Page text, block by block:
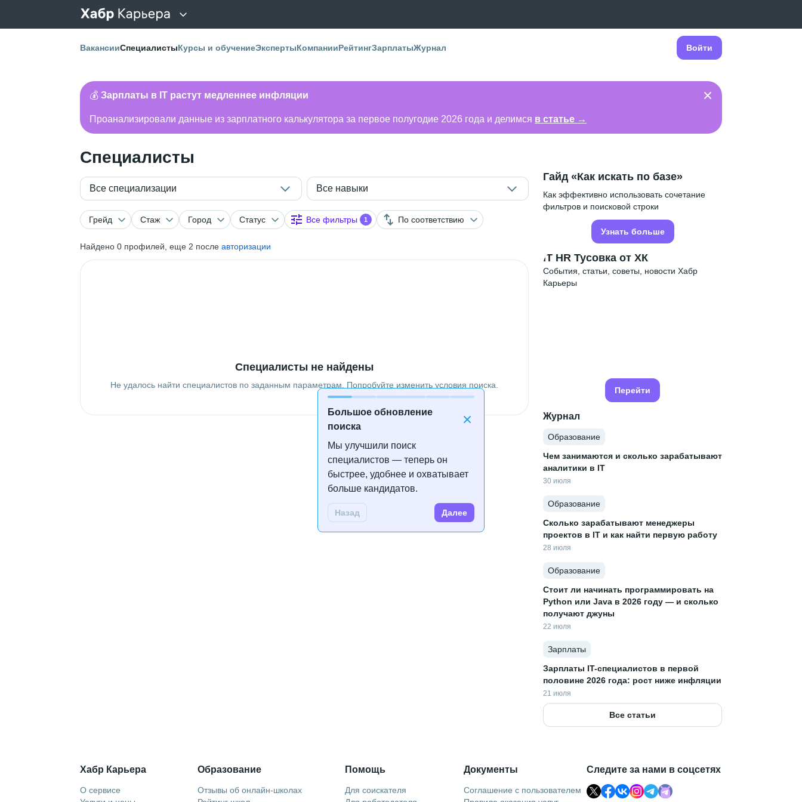
ВакансииСпециалистыКурсы и обучениеЭкспертыКомпанииРейтингЗарплатыЖурнал Войти
💰 Зарплаты в IT растут медленнее инфляции
Проанализировали данные из зарплатного калькулятора за первое полугодие 2026 года и делимся в статье →
Специалисты
Все специализации Все навыки
Грейд Стаж Город Статус Все фильтры 1 По соответствию
Найдено 0 профилей, еще 2 после авторизации
Большое обновление
поиска
Мы улучшили поиск
специалистов — теперь он
быстрее, удобнее и охватывает
больше кандидатов.
Назад Далее
Специалисты не найдены
Не удалось найти специалистов по заданным параметрам. Попробуйте изменить условия поиска.
Гайд «Как искать по базе»
Как эффективно использовать сочетание
фильтров и поисковой строки
Узнать больше
IT HR Тусовка от ХК
События, статьи, советы, новости Хабр
Карьеры
Перейти
Журнал
Образование
Чем занимаются и сколько зарабатывают
аналитики в IT
30 июля
Образование
Сколько зарабатывают менеджеры
проектов в IT и как найти первую работу
28 июля
Образование
Стоит ли начинать программировать на
Python или Java в 2026 году — и сколько
получают джуны
22 июля
Зарплаты
Зарплаты IT-специалистов в первой
половине 2026 года: рост ниже инфляции
21 июля
Все статьи
Хабр Карьера
О сервисе
Образование
Отзывы об онлайн-школах
Помощь
Для соискателя
Документы
Соглашение с пользователем
Следите за нами в соцсетях